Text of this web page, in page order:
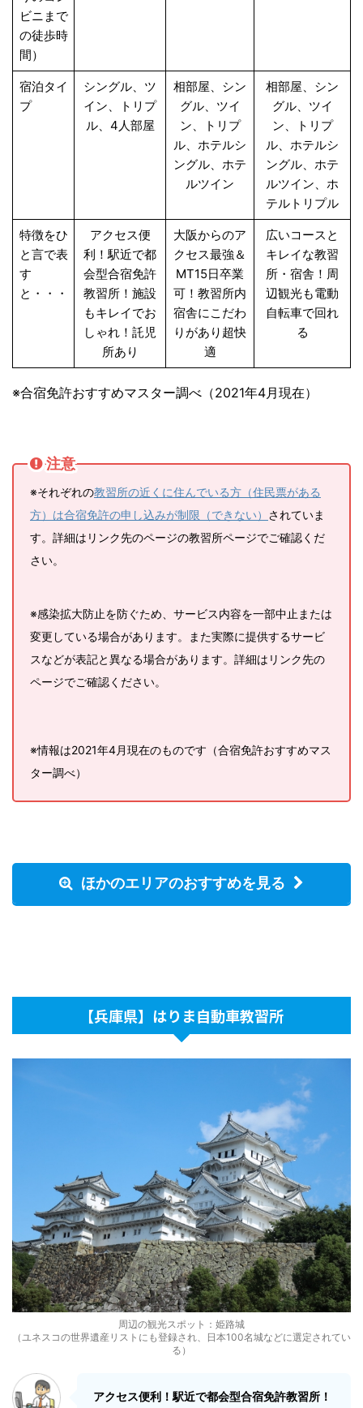
ビニまで
の徒歩時
間）
宿泊タイ
プ
シングル、ツ
イン、トリプ
ル、4人部屋
相部屋、シン
グル、ツイ
ン、トリプ
ル、ホテルシ
ングル、ホテ
ルツイン
相部屋、シン
グル、ツイ
ン、トリプ
ル、ホテルシ
ングル、ホテ
ルツイン、ホ
テルトリプル
特徴をひ
と言で表
す
と・・・
アクセス便
利！駅近で都
会型合宿免許
教習所！施設
もキレイでお
しゃれ！託児
所あり
大阪からのア
クセス最強＆
MT15日卒業
可！教習所内
宿舎にこだわ
りがあり超快
適
広いコースと
キレイな教習
所・宿舎！周
辺観光も電動
自転車で回れ
る
※合宿免許おすすめマスター調べ（2021年4月現在）
注意
※それぞれの教習所の近くに住んでいる方（住民票がある
方）は合宿免許の申し込みが制限（できない） されていま
す。詳細はリンク先のページの教習所ページでご確認くだ
さい。
※感染拡大防止を防ぐため、サービス内容を一部中止または
変更している場合があります。また実際に提供するサービ
スなどが表記と異なる場合があります。詳細はリンク先の
ページでご確認ください。
※情報は2021年4月現在のものです（合宿免許おすすめマス
ター調べ）
ほかのエリアのおすすめを見る
【兵庫県】はりま自動車教習所
周辺の観光スポット：姫路城
（ユネスコの世界遺産リストにも登録され、日本100名城などに選定されてい
る）
アクセス便利！駅近で都会型合宿免許教習所！